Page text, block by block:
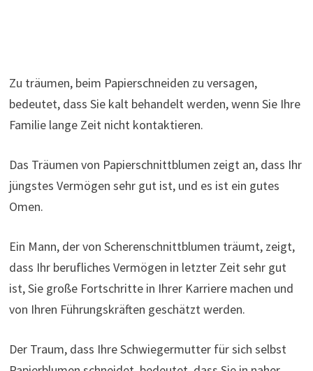
Zu träumen, beim Papierschneiden zu versagen,
bedeutet, dass Sie kalt behandelt werden, wenn Sie Ihre
Familie lange Zeit nicht kontaktieren.
Das Träumen von Papierschnittblumen zeigt an, dass Ihr
jüngstes Vermögen sehr gut ist, und es ist ein gutes
Omen.
Ein Mann, der von Scherenschnittblumen träumt, zeigt,
dass Ihr berufliches Vermögen in letzter Zeit sehr gut
ist, Sie große Fortschritte in Ihrer Karriere machen und
von Ihren Führungskräften geschätzt werden.
Der Traum, dass Ihre Schwiegermutter für sich selbst